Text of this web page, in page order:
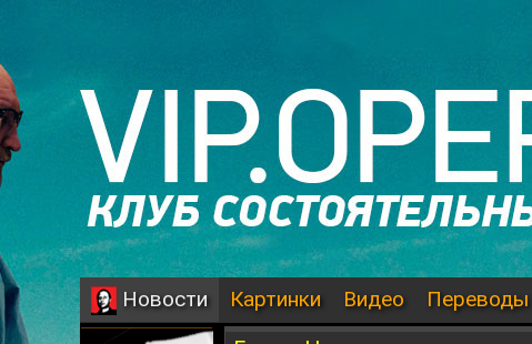
Новости Картинки Видео Переводы